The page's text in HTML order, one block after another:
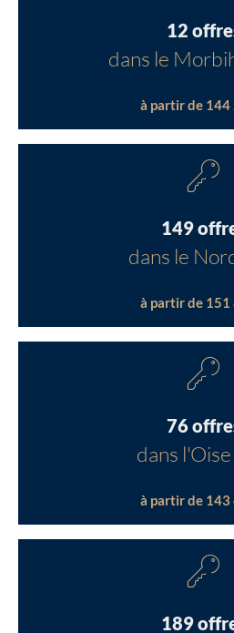
12
dans le
à partir de 144
149
dans le
à partir de 151
76
dans
à partir de 143
189